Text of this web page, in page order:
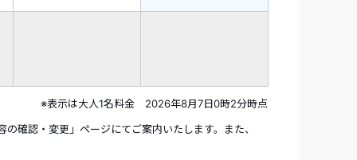
※表示は大人1名料金 2026年8月7日0時2分時点
確認・変更」ページにてご案内いたします。また、